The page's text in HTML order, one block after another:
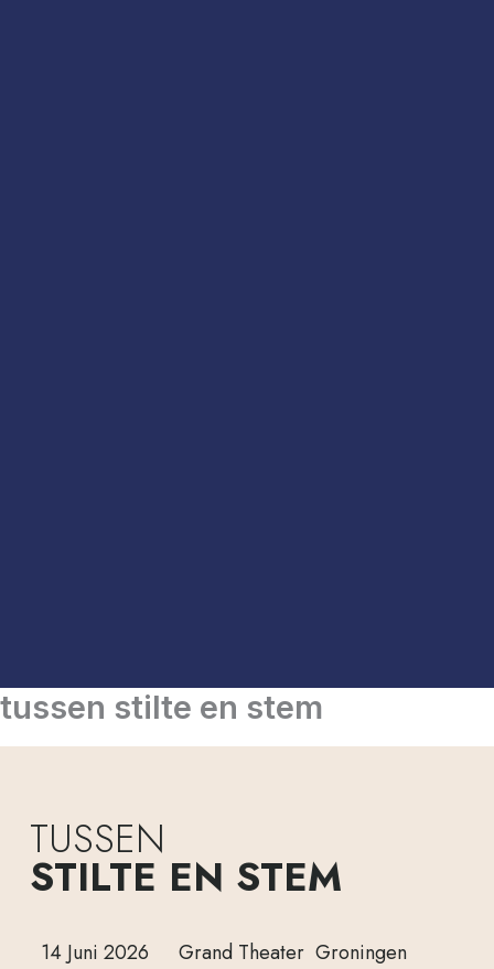
tussen stilte en stem
TUSSEN
STILTE EN STEM
14 Juni 2026 Grand Theater Groningen